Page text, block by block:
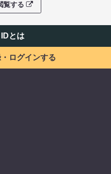
覧する
とは
ログインする